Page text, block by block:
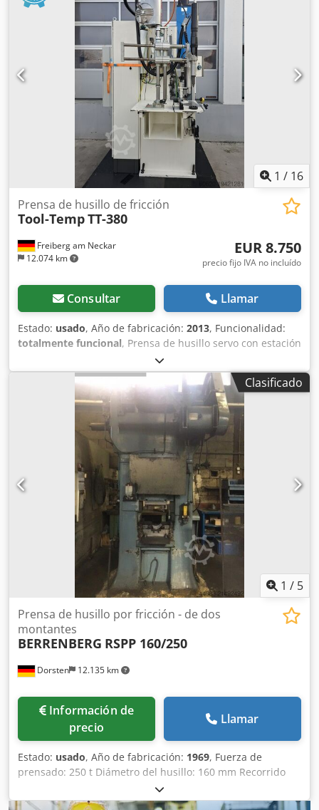
Apertura libre con mesa: 260 mm Presión nominal: 160
toneladas Carrera: 360 mm
1 / 16
Freiberg am Neckar
12.074 km
Prensa de husillo de fricción
Tool-TempTT-380
EUR 8.750
precio fijo IVA no incluído
Consultar Llamar
Estado: usado, Año de fabricación: 2013, Funcionalidad:
totalmente funcional, Prensa de husillo servo con estación
de atornillado Cjdjwu Adbepfx Ai Derf Rittal Top Therm:
SK3304500 Especificación: V: 3x380-400 Vatios: 25 900 Hz:
50 La prensa de husillo servo con estación de atornillado
TT-380 de Tool Temp es una máquina innovadora y
precisa, ideal para procesos de fabricación exigentes. Se
distingue por su alta precisión y eficiencia, lo que la
convierte en una solución fiable para conexiones
atornilladas rápidas y precisas. La estación de atornillado
integrada permite una automatización eficiente del
proceso de atornillado, mientras que la tecnología servo
garantiza un control uniforme de la fuerza y el
movimiento.
Clasificado
1 / 5
Dorsten 12.135 km
Prensa de husillo por fricción - de dos
montantes
BERRENBERG RSPP 160/250
Información de
precio
Llamar
Estado: usado, Año de fabricación: 1969, Fuerza de
prensado: 250 t Diámetro del husillo: 160 mm Recorrido
del émbolo: 180 mm Velocidad de carrera: 71 ciclos/min
Paso entre montantes: 450 mm Superficie de la mesa: 560